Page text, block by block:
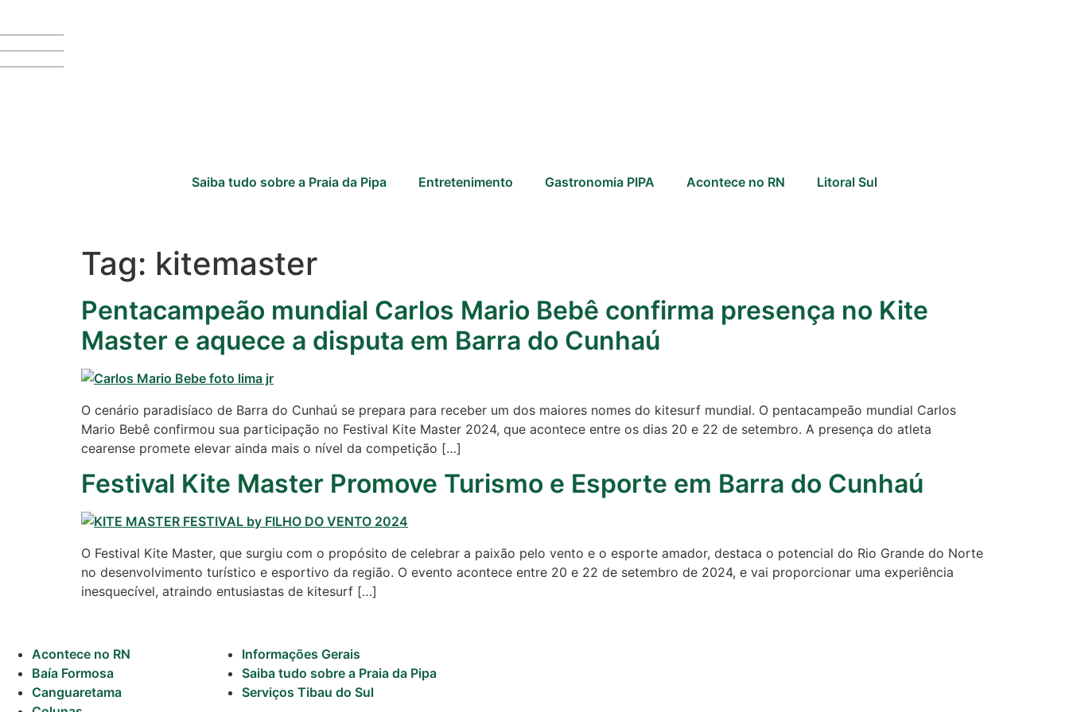
Cotidiano
Acontece no
Comércio e
Negócios na
Turismo
Litoral Sul
Goianinha
Saiba tudo sobre a Praia da Pipa Entretenimento Gastronomia PIPA Acontece no RN Litoral Sul
Tag: kitemaster
Pentacampeão mundial Carlos Mario Bebê confirma presença no Kite
Master e aquece a disputa em Barra do Cunhaú
O cenário paradisíaco de Barra do Cunhaú se prepara para receber um dos maiores nomes do kitesurf mundial. O pentacampeão mundial Carlos
Mario Bebê confirmou sua participação no Festival Kite Master 2024, que acontece entre os dias 20 e 22 de setembro. A presença do atleta
cearense promete elevar ainda mais o nível da competição […]
Festival Kite Master Promove Turismo e Esporte em Barra do Cunhaú
O Festival Kite Master, que surgiu com o propósito de celebrar a paixão pelo vento e o esporte amador, destaca o potencial do Rio Grande do Norte
no desenvolvimento turístico e esportivo da região. O evento acontece entre 20 e 22 de setembro de 2024, e vai proporcionar uma experiência
inesquecível, atraindo entusiastas de kitesurf […]
Acontece no RN
Baía Formosa
Canguaretama
Informações Gerais
Saiba tudo sobre a Praia da Pipa
Serviços Tibau do Sul